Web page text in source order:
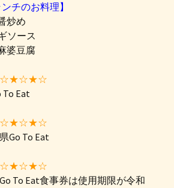
チのお料理】
炒め
ソース
婆豆腐
To Eat
Go To Eat
To Eat食事券は使用期限が令和